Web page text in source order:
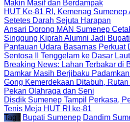
Makin Masif dan Berdampak
HUT Ke-81 RI, Kemenag
Setetes Darah Sejuta Harapan
Ansari Dorong MAN Sumenep
Singgung Kiprah Alumni Jadi Bupati
Pantauan Udara Basarnas Perkuat
Sentosa II Tenggelam ke Dasar Laut
Breaking News: Lahan Terbakar di
Damkar Masih Berjibaku
Gong Kemerdekaan Ditabuh,
Pekan Olahraga dan Seni
Disdik Sumenep Tampil Perkasa,
Tenis Meja HUT RI ke-81
Tag : Bupati Sumenep Dandim